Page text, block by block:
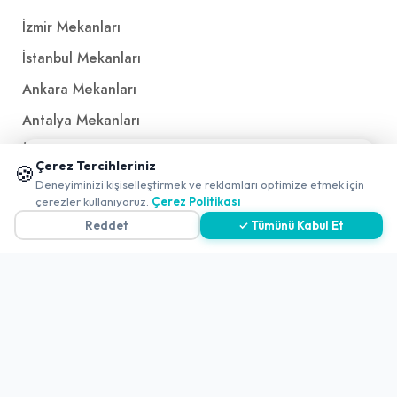
İzmir Mekanları
İstanbul Mekanları
Ankara Mekanları
Antalya Mekanları
Politikalar ve Şartlar
Çerez Politikası
🍪 Çerez Tercihleriniz
Deneyiminizi kişiselleştirmek ve reklamları optimize etmek için
çerezler kullanıyoruz. Çerez Politikası
Reddet
✓ Tümünü Kabul Et
📱 Mobil uygulamamızı keşfedin!
✖